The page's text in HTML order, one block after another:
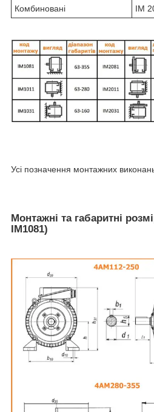
Комбиновані IM
Усі позначення монтажних
Монтажні та габаритні
IM1081)